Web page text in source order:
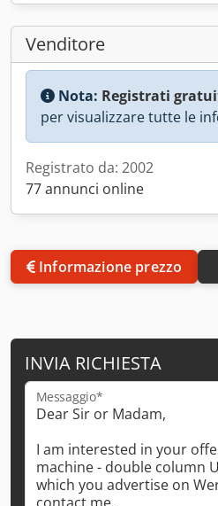
Venditore
Nota: Registrati
per visualizzare tutte le
Registrato da: 2002
77 annunci online
Informazione prezzo
INVIA RICHIESTA
Messaggio*